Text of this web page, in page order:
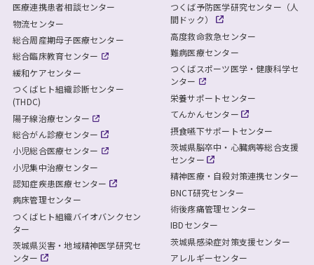
医療連携患者相談センター
物流センター
総合周産期母子医療センター
総合臨床教育センター
緩和ケアセンター
つくばヒト組織診断センター
(THDC)
陽子線治療センター
総合がん診療センター
小児総合医療センター
小児集中治療センター
認知症疾患医療センター
病床管理センター
つくばヒト組織バイオバンクセン
ター
茨城県災害・地域精神医学研究セ
ンター
つくば予防医学研究センター（人
間ドック）
高度救命救急センター
難病医療センター
つくばスポーツ医学・健康科学セ
ンター
栄養サポートセンター
てんかんセンター
摂食嚥下サポートセンター
茨城県脳卒中・心臓病等総合支援
センター
精神医療・自殺対策連携センター
BNCT研究センター
術後疼痛管理センター
IBDセンター
茨城県感染症対策支援センター
アレルギーセンター